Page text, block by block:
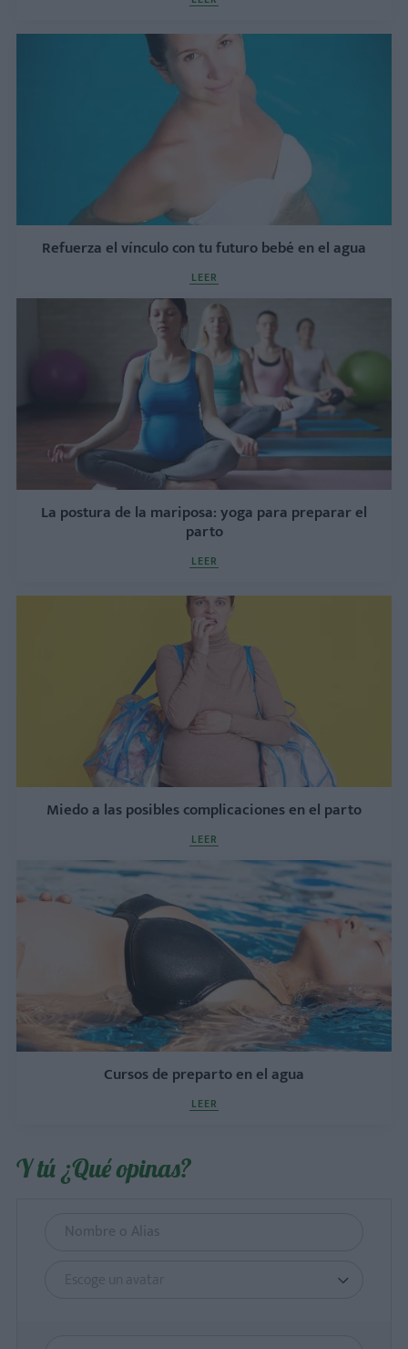
Refuerza el vínculo con tu futuro bebé en el agua
LEER
La postura de la mariposa: yoga para preparar el
parto
LEER
Miedo a las posibles complicaciones en el parto
LEER
Cursos de preparto en el agua
LEER
Y tú ¿Qué opinas?
Escoge un avatar